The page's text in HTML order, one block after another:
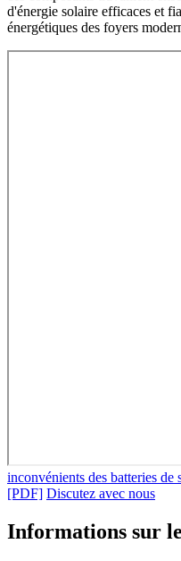
d'énergie solaire efficaces et
énergétiques des foyers
inconvénients des batteries de
[PDF] Discutez avec nous
Informations sur